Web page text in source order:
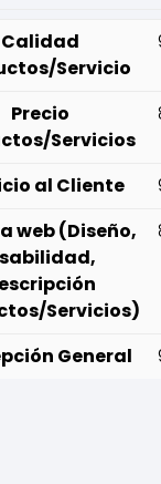
Calidad
Servicio
Precio
Servicios
al Cliente
web (Diseño,
Servicios)
General